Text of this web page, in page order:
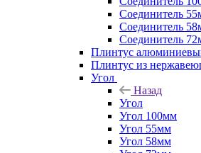
Соединитель
Соединитель
Соединитель
Плинтус
Плинтус из
Угол
Назад
Угол
Угол 100мм
Угол 55мм
Угол 58мм